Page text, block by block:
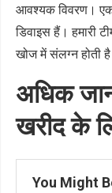
आवश्यक विवरण।
डिवाइस हैं। हमारी
खोज में संलग्न होती
अधिक
खरीद के
You Might